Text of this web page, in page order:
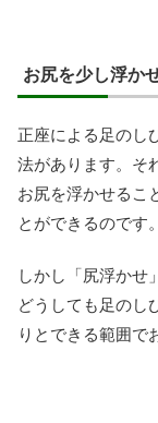
お尻を少し浮か
正座による足のし
法があります。そ
お尻を浮かせるこ
とができるのです。
しかし「尻浮かせ
どうしても足のし
りとできる範囲で